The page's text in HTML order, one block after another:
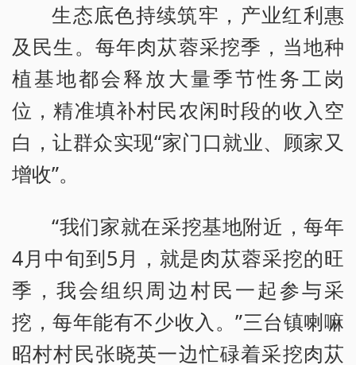
生态底色持续筑牢，产业红利惠
及民生。每年肉苁蓉采挖季，当地种
植基地都会释放大量季节性务工岗
位，精准填补村民农闲时段的收入空
白，让群众实现“家门口就业、顾家又
增收”。
“我们家就在采挖基地附近，每年
4月中旬到5月，就是肉苁蓉采挖的旺
季，我会组织周边村民一起参与采
挖，每年能有不少收入。”三台镇喇嘛
昭村村民张晓英一边忙碌着采挖肉苁